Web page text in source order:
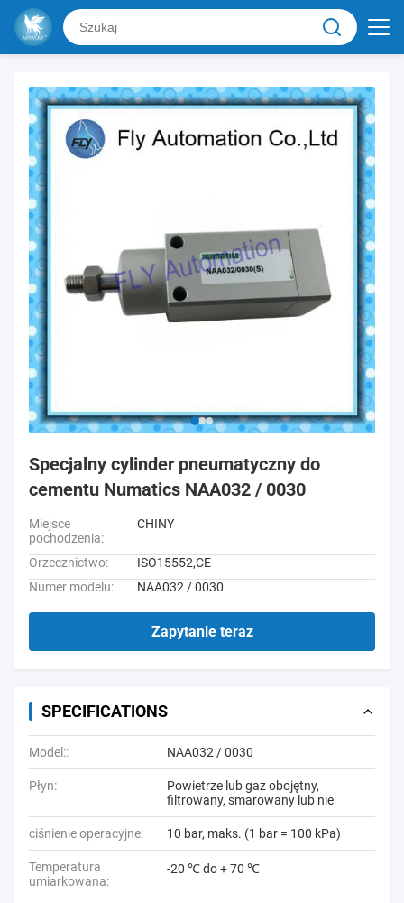
Specjalny cylinder pneumatyczny do
cementu Numatics NAA032 / 0030
Miejsce
pochodzenia:
CHINY
Orzecznictwo:
ISO15552,CE
Numer modelu:
NAA032 / 0030
Zapytanie teraz
SPECIFICATIONS
Model:: NAA032 / 0030
Płyn:
Powietrze lub gaz obojętny,
filtrowany, smarowany lub nie
ciśnienie operacyjne: 10 bar, maks. (1 bar = 100 kPa)
Temperatura
umiarkowana:
-20 ℃ do + 70 ℃